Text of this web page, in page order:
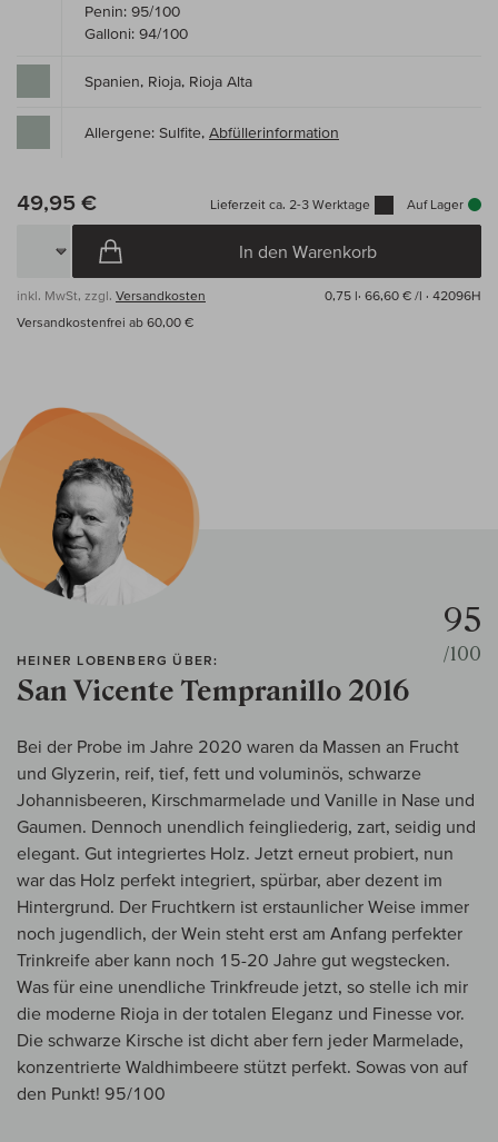
Penin: 95/100
Galloni: 94/100
Spanien, Rioja, Rioja Alta
Allergene: Sulfite, Abfüllerinformation
49,95 € Lieferzeit ca. 2-3 Werktage Auf Lager
In den Warenkorb
inkl. MwSt, zzgl. Versandkosten 0,75 l· 66,60 € /l · 42096H
Versandkostenfrei ab 60,00 €
HEINER LOBENBERG ÜBER:
San Vicente Tempranillo 2016
95
/100
Bei der Probe im Jahre 2020 waren da Massen an Frucht
und Glyzerin, reif, tief, fett und voluminös, schwarze
Johannisbeeren, Kirschmarmelade und Vanille in Nase und
Gaumen. Dennoch unendlich feingliederig, zart, seidig und
elegant. Gut integriertes Holz. Jetzt erneut probiert, nun
war das Holz perfekt integriert, spürbar, aber dezent im
Hintergrund. Der Fruchtkern ist erstaunlicher Weise immer
noch jugendlich, der Wein steht erst am Anfang perfekter
Trinkreife aber kann noch 15-20 Jahre gut wegstecken.
Was für eine unendliche Trinkfreude jetzt, so stelle ich mir
die moderne Rioja in der totalen Eleganz und Finesse vor.
Die schwarze Kirsche ist dicht aber fern jeder Marmelade,
konzentrierte Waldhimbeere stützt perfekt. Sowas von auf
den Punkt! 95/100